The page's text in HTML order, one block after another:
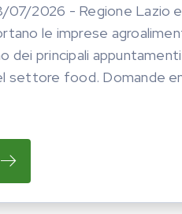
PROSSIMO ANNO.
DEL COMPARTO
07/2026 - Regione Lazio
le imprese
dei principali
settore food. Domande
SU REGIONE LAZIO E